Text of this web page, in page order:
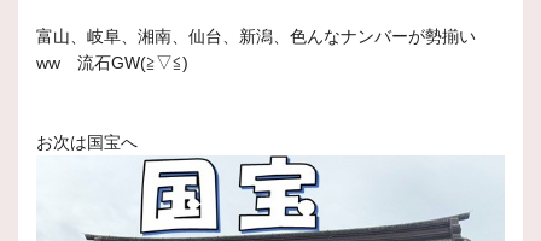
富山、岐阜、湘南、仙台、新潟、色んなナンバーが勢揃い
ww 流石GW(≧▽≦)
お次は国宝へ